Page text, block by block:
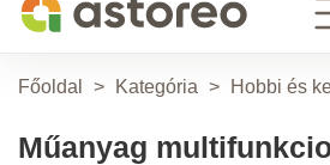
Főoldal > Kategória > Hobbi és
Műanyag